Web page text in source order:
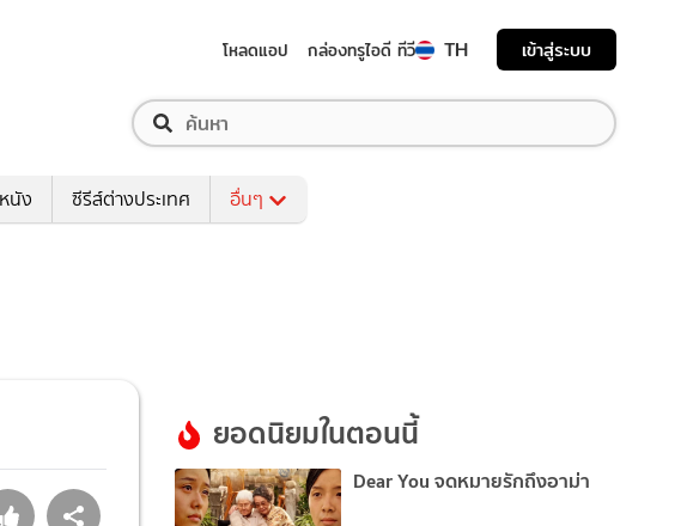
โหลดแอป กล่องทรูไอดี ทีวี TH เข้าสู่ระบบ
นัง ซีรีส์ต่างประเทศ อื่นๆ
ยอดนิยมในตอนนี้
Dear You จดหมายรักถึงอาม่า